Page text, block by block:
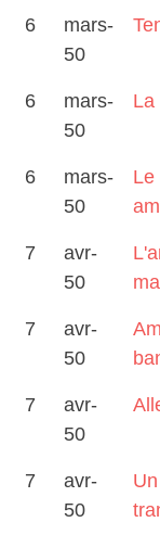
6
mars-
50
6
mars-
50
La
6
mars-
50
Le
7
avr-
50
7
avr-
50
7
avr-
50
7
avr-
50
Un